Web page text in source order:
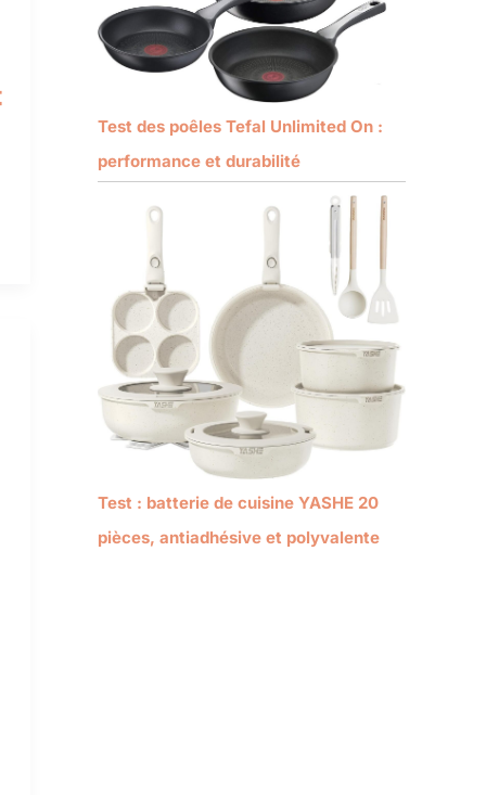
Test des poêles Tefal Unlimited On :
performance et durabilité
Test : batterie de cuisine YASHE 20
pièces, antiadhésive et polyvalente